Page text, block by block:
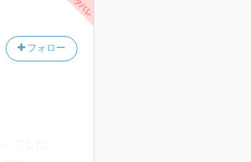
フォロー